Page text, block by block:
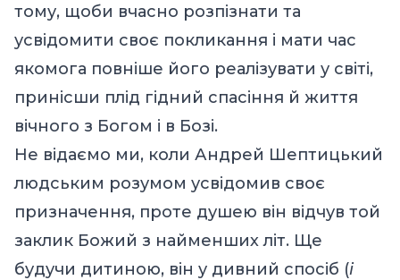
тому, щоби вчасно розпізнати та
усвідомити своє покликання і мати час
якомога повніше його реалізувати у світі,
принісши плід гідний спасіння й життя
вічного з Богом і в Бозі.
Не відаємо ми, коли Андрей Шептицький
людським розумом усвідомив своє
призначення, проте душею він відчув той
заклик Божий з найменших літ. Ще
будучи дитиною, він у дивний спосіб (і